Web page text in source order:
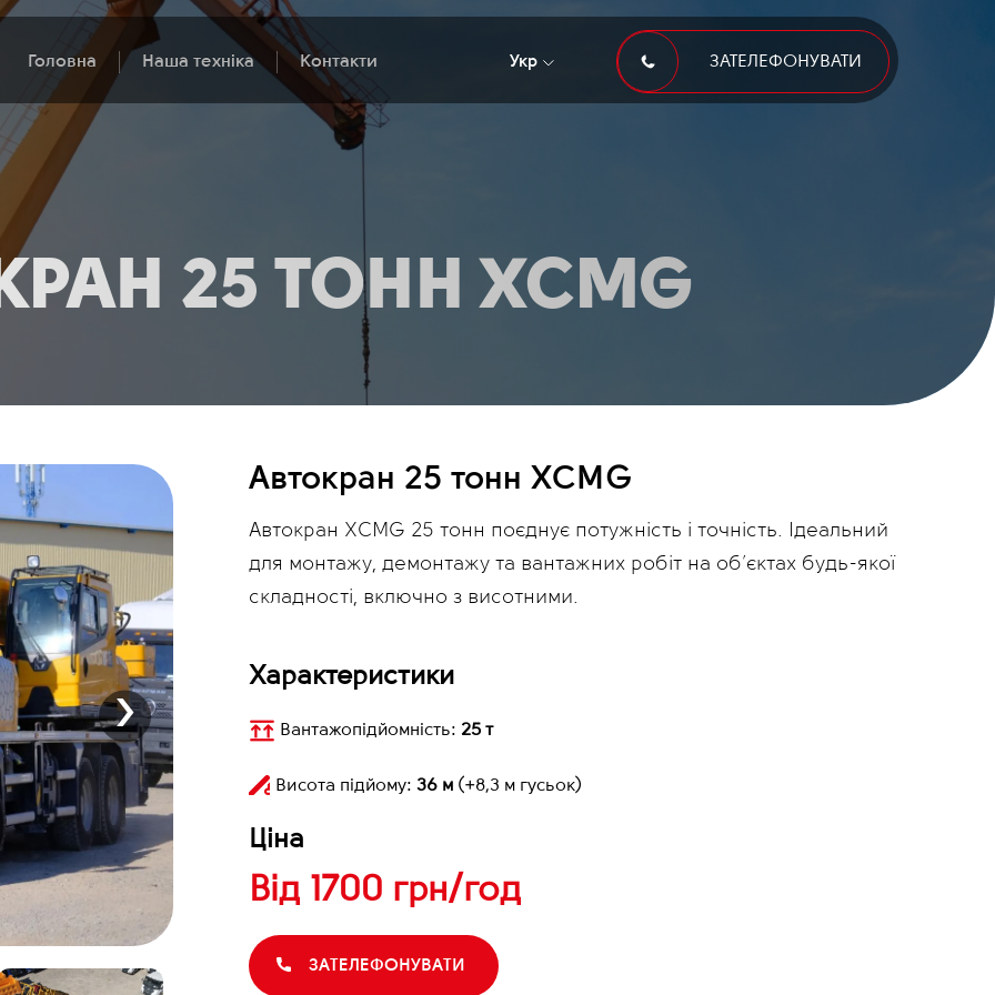
Головна Наша техніка Контакти Укр ЗАТЕЛЕФОНУВАТИ
25 ТОНН XCMG
›
Автокран 25 тонн XCMG
Автокран XCMG 25 тонн поєднує потужність і точність. Ідеальний
для монтажу, демонтажу та вантажних робіт на об’єктах будь-якої
складності, включно з висотними.
Характеристики
Вантажопідйомність: 25 т
Висота підйому: 36 м (+8,3 м гусьок)
Ціна
Від 1700 грн/год
ЗАТЕЛЕФОНУВАТИ